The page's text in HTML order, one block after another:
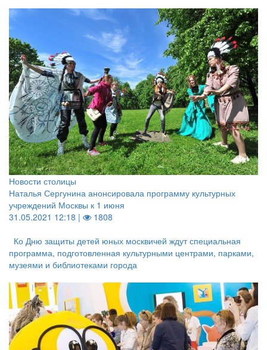
Новости столицы
Наталья Сергунина анонсировала программу культурных
учреждений Москвы к 1 июня
31.05.2021 12:18 |
1808
Ко Дню защиты детей юных москвичей ждут специальная
программа, подготовленная культурными центрами, парками,
музеями и библиотеками города